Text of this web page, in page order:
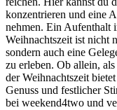
konzentrieren und eine
nehmen. Ein Aufenthalt
Weihnachtszeit ist nicht
sondern auch eine
zu erleben. Ob allein,
der Weihnachtszeit
Genuss und festlicher
bei weekend4two und